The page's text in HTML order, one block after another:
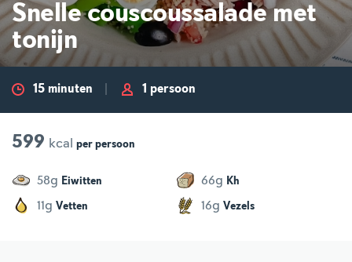
Snelle couscoussalade met
tonijn
15 minuten 1 persoon
599 kcal per persoon
58g Eiwitten 66g Kh
11g Vetten 16g Vezels